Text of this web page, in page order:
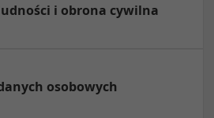
i obrona cywilna
osobowych